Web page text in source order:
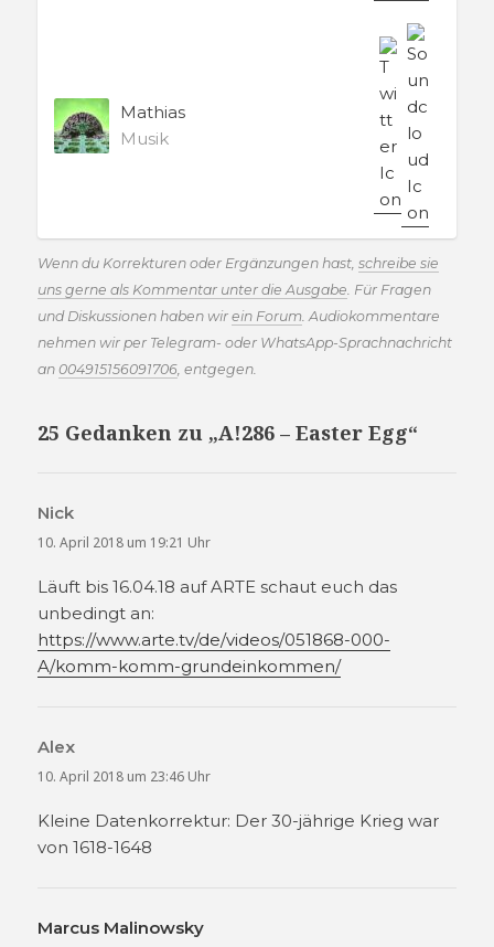
Mathias
Musik
Wenn du Korrekturen oder Ergänzungen hast,schreibe sie
uns gerne als Kommentar unter die Ausgabe. Für Fragen
und Diskussionen haben wirein Forum. Audiokommentare
nehmen wir per Telegram- oder WhatsApp-Sprachnachricht
an004915156091706, entgegen.
25 Gedanken zu „A!286 – Easter Egg“
Nick
10. April 2018 um 19:21 Uhr
Läuft bis 16.04.18 auf ARTE schaut euch das
unbedingt an:
https://www.arte.tv/de/videos/051868-000-
A/komm-komm-grundeinkommen/
Alex
10. April 2018 um 23:46 Uhr
Kleine Datenkorrektur: Der 30-jährige Krieg war
von 1618-1648
Marcus Malinowsky